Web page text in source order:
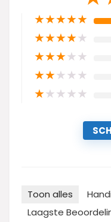
★★★★★
★★★★★
★★★★★
★★★★★
★★★★★
Toon alles
Laagste